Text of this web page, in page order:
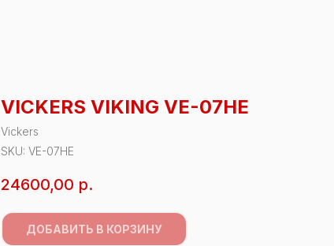
VICKERS VIKING VE-07HE
Vickers
SKU: VE-07HE
24600,00 р.
ДОБАВИТЬ В КОРЗИНУ